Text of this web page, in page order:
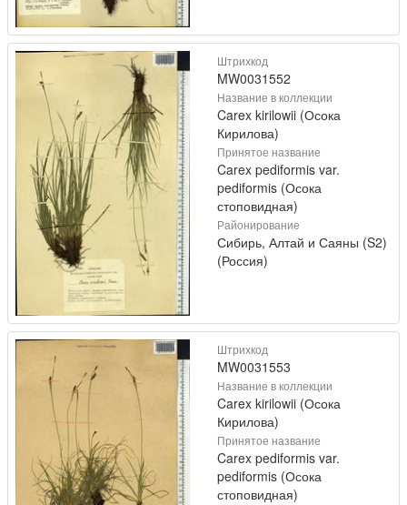
Штрихкод
MW0031552
Название в коллекции
Carex kirilowii (Осока
Кирилова)
Принятое название
Carex pediformis var.
pediformis (Осока
стоповидная)
Районирование
Сибирь, Алтай и Саяны (S2)
(Россия)
Штрихкод
MW0031553
Название в коллекции
Carex kirilowii (Осока
Кирилова)
Принятое название
Carex pediformis var.
pediformis (Осока
стоповидная)